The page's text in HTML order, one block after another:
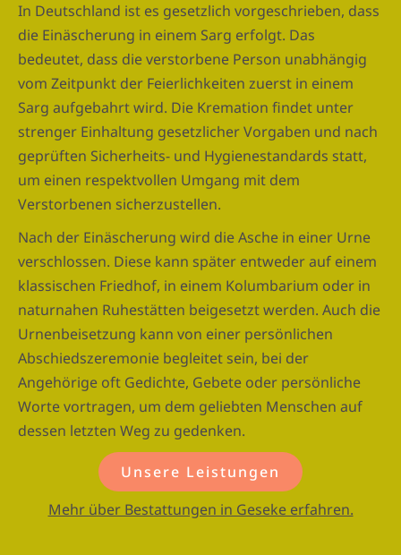
In Deutschland ist es gesetzlich vorgeschrieben, dass
die Einäscherung in einem Sarg erfolgt. Das
bedeutet, dass die verstorbene Person unabhängig
vom Zeitpunkt der Feierlichkeiten zuerst in einem
Sarg aufgebahrt wird. Die Kremation findet unter
strenger Einhaltung gesetzlicher Vorgaben und nach
geprüften Sicherheits- und Hygienestandards statt,
um einen respektvollen Umgang mit dem
Verstorbenen sicherzustellen.
Nach der Einäscherung wird die Asche in einer Urne
verschlossen. Diese kann später entweder auf einem
klassischen Friedhof, in einem Kolumbarium oder in
naturnahen Ruhestätten beigesetzt werden. Auch die
Urnenbeisetzung kann von einer persönlichen
Abschiedszeremonie begleitet sein, bei der
Angehörige oft Gedichte, Gebete oder persönliche
Worte vortragen, um dem geliebten Menschen auf
dessen letzten Weg zu gedenken.
Unsere Leistungen
Mehr über Bestattungen in Geseke erfahren.